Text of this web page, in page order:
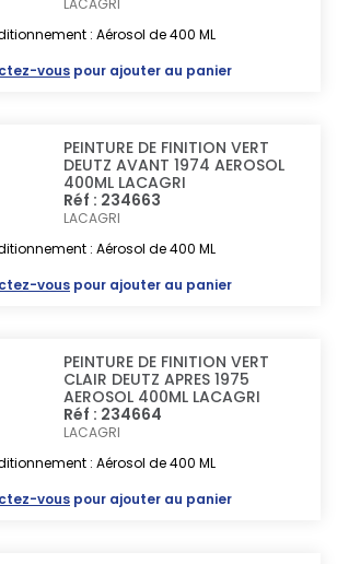
LACAGRI
: Aérosol de 400 ML
vous pour ajouter au panier
PEINTURE DE FINITION VERT
DEUTZ AVANT 1974 AEROSOL
400ML LACAGRI
Réf : 234663
LACAGRI
: Aérosol de 400 ML
vous pour ajouter au panier
PEINTURE DE FINITION VERT
CLAIR DEUTZ APRES 1975
AEROSOL 400ML LACAGRI
Réf : 234664
LACAGRI
: Aérosol de 400 ML
vous pour ajouter au panier